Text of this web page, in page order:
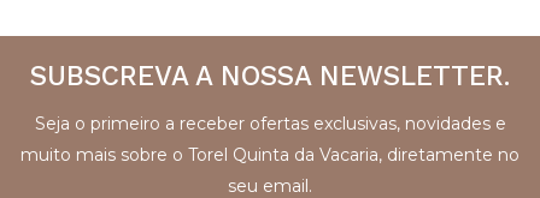
SUBSCREVA A NOSSA NEWSLETTER.
Seja o primeiro a receber ofertas exclusivas, novidades e
muito mais sobre o Torel Quinta da Vacaria, diretamente no
seu email.